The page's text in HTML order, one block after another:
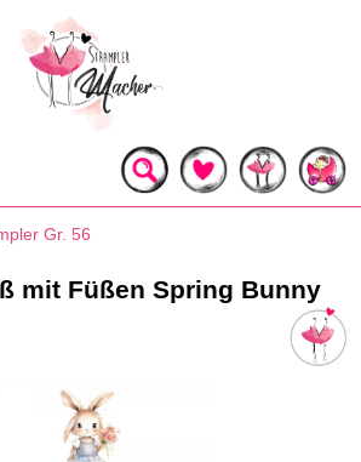
Gr. 56
mit Füßen Spring Bunny